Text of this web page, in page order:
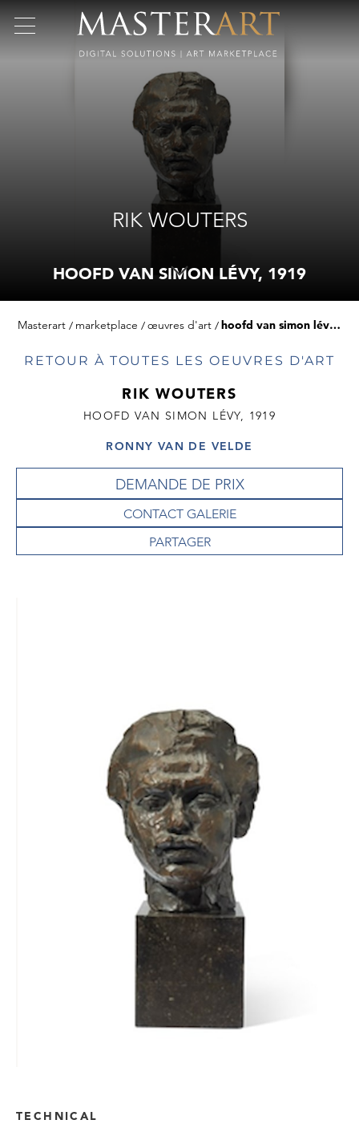
RIK WOUTERS
HOOFD VAN SIMON LÉVY, 1919
Masterart marketplace œuvres d'art hoofd van simon lévy, 1919
RETOUR À TOUTES LES OEUVRES D'ART
RIK WOUTERS
HOOFD VAN SIMON LÉVY, 1919
RONNY VAN DE VELDE
DEMANDE DE PRIX
CONTACT GALERIE
TECHNICAL